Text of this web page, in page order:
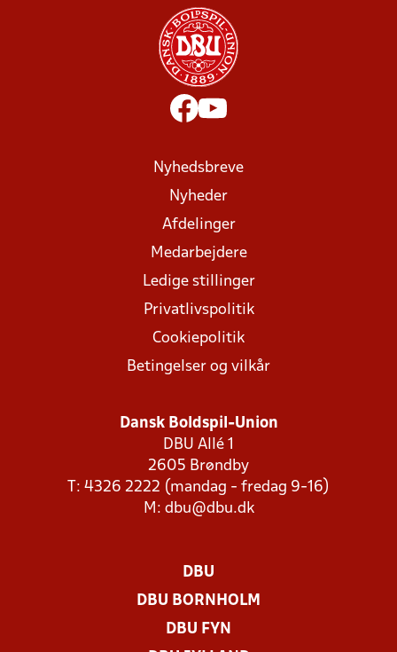
Nyhedsbreve
Nyheder
Afdelinger
Medarbejdere
Ledige stillinger
Privatlivspolitik
Cookiepolitik
Betingelser og vilkår
Dansk Boldspil-Union
DBU Allé 1
2605 Brøndby
T: 4326 2222 (mandag - fredag 9-16)
M: dbu@dbu.dk
DBU
DBU BORNHOLM
DBU FYN